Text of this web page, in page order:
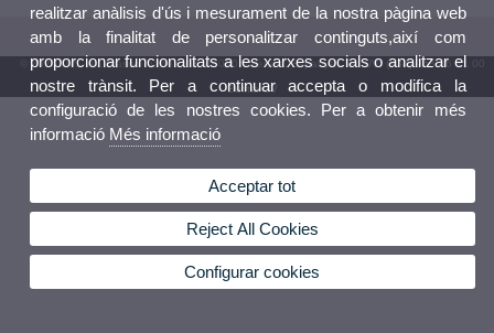
© 2026 UV. - Av. Blasco Ibáñez, 13. 46010 València. Espanya. Tel. UV: (+34) 963 86 41 00
Bústia UV
realitzar anàlisis d'ús i mesurament de la nostra pàgina web
amb la finalitat de personalitzar continguts,així com
proporcionar funcionalitats a les xarxes socials o analitzar el
nostre trànsit. Per a continuar accepta o modifica la
configuració de les nostres cookies. Per a obtenir més
informació Més informació
Acceptar tot
Reject All Cookies
Configurar cookies